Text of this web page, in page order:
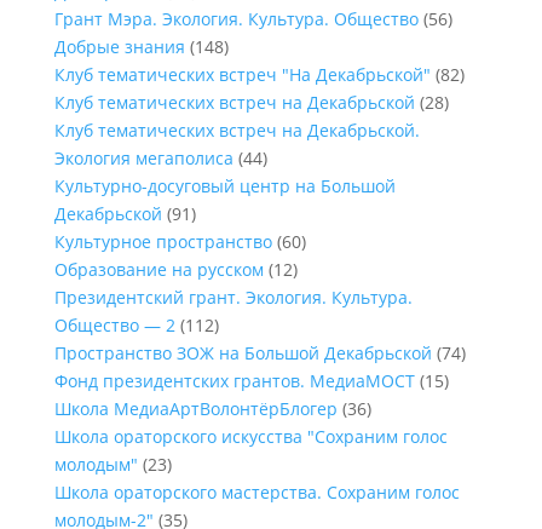
Грант Мэра. Экология. Культура. Общество(56)
Добрые знания (148)
Клуб тематических встреч "На Декабрьской" (82)
Клуб тематических встреч на Декабрьской (28)
Клуб тематических встреч на Декабрьской.
Экология мегаполиса (44)
Культурно-досуговый центр на Большой
Декабрьской (91)
Культурное пространство(60)
Образование на русском (12)
Президентский грант. Экология. Культура.
Общество — 2(112)
Пространство ЗОЖ на Большой Декабрьской (74)
Фонд президентских грантов. МедиаМОСТ(15)
Школа МедиаАртВолонтёрБлогер (36)
Школа ораторского искусства "Сохраним голос
молодым" (23)
Школа ораторского мастерства. Сохраним голос
молодым-2" (35)